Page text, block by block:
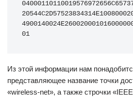
01
Из этой информации нам
представляющее название точки
«wireless-net», а также строчки